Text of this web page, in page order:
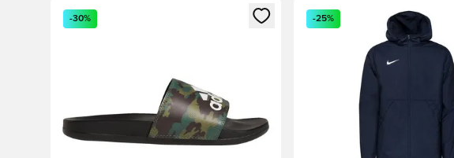
Åbner en Modal til at logge ind eller tilmelde dig som medlem
-30%
Åbner en Modal til at
-25%